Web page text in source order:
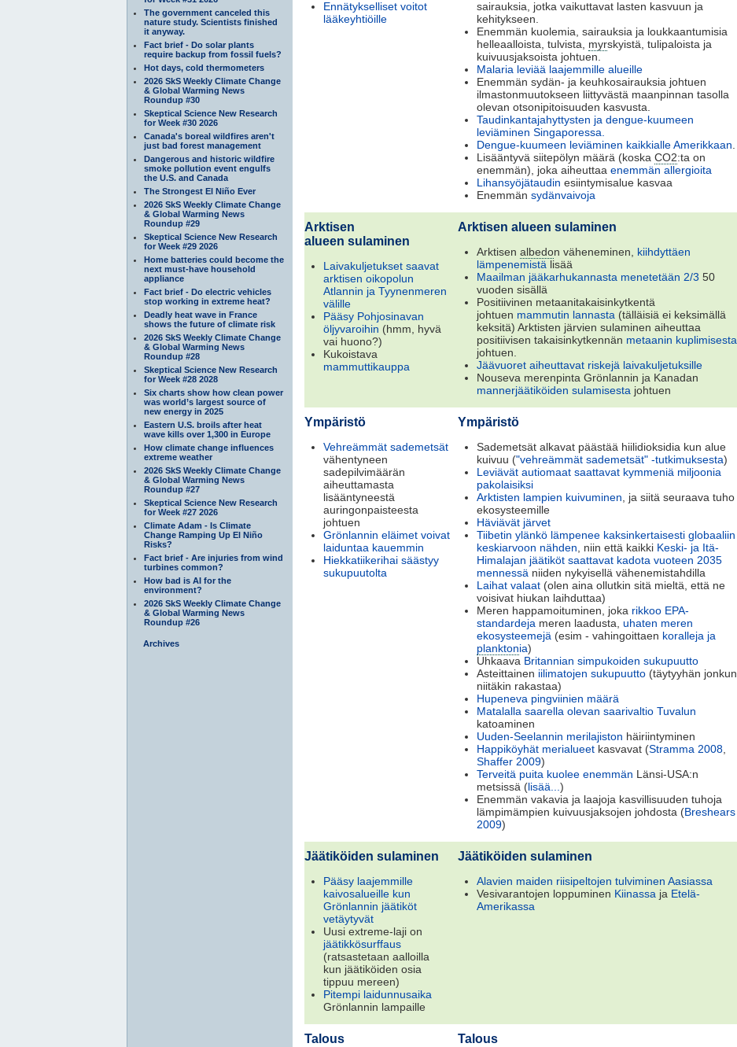
The government canceled this
nature study. Scientists finished
it anyway.
Fact brief - Do solar plants
require backup from fossil fuels?
Hot days, cold thermometers
2026 SkS Weekly Climate Change
& Global Warming News
Roundup #30
Skeptical Science New Research
for Week #30 2026
Canada's boreal wildfires aren't
just bad forest management
Dangerous and historic wildfire
smoke pollution event engulfs
the U.S. and Canada
The Strongest El Niño Ever
2026 SkS Weekly Climate Change
& Global Warming News
Roundup #29
Skeptical Science New Research
for Week #29 2026
Home batteries could become the
next must-have household
appliance
Fact brief - Do electric vehicles
stop working in extreme heat?
Deadly heat wave in France
shows the future of climate risk
2026 SkS Weekly Climate Change
& Global Warming News
Roundup #28
Skeptical Science New Research
for Week #28 2028
Six charts show how clean power
was world’s largest source of
new energy in 2025
Eastern U.S. broils after heat
wave kills over 1,300 in Europe
How climate change influences
extreme weather
2026 SkS Weekly Climate Change
& Global Warming News
Roundup #27
Skeptical Science New Research
for Week #27 2026
Climate Adam - Is Climate
Change Ramping Up El Niño
Risks?
Fact brief - Are injuries from wind
turbines common?
How bad is AI for the
environment?
2026 SkS Weekly Climate Change
& Global Warming News
Roundup #26
Archives
Ennätykselliset voitot
lääkeyhtiöille
sairauksia, jotka vaikuttavat lasten kasvuun ja
kehitykseen.
Enemmän kuolemia, sairauksia ja loukkaantumisia
helleaalloista, tulvista, myrskyistä, tulipaloista ja
kuivuusjaksoista johtuen.
Malaria leviää laajemmille alueille
Enemmän sydän- ja keuhkosairauksia johtuen
ilmastonmuutokseen liittyvästä maanpinnan tasolla
olevan otsonipitoisuuden kasvusta.
Taudinkantajahyttysten ja dengue-kuumeen
leviäminen Singaporessa.
Dengue-kuumeen leviäminen kaikkialle Amerikkaan
Lisääntyvä siitepölyn määrä (koska CO2:ta on
enemmän), joka aiheuttaa enemmän allergioita
Lihansyöjätaudin esiintymisalue kasvaa
Enemmän sydänvaivoja
Arktisen
alueen sulaminen
Laivakuljetukset saavat
arktisen oikopolun
Atlannin ja Tyynenmeren
välille
Pääsy Pohjosinavan
öljyvaroihin (hmm, hyvä
vai huono?)
Kukoistava
mammuttikauppa
Arktisen alueen sulaminen
Arktisen albedon väheneminen, kiihdyttäen
lämpenemistä lisää
Maailman jääkarhukannasta menetetään 2/3 50
vuoden sisällä
Positiivinen metaanitakaisinkytkentä
johtuen mammutin lannasta (tälläisiä ei keksimällä
keksitä) Arktisten järvien sulaminen aiheuttaa
positiivisen takaisinkytkennän metaanin kuplimisesta
johtuen.
Jäävuoret aiheuttavat riskejä laivakuljetuksille
Nouseva merenpinta Grönlannin ja Kanadan
mannerjäätiköiden sulamisesta johtuen
Ympäristö
Vehreämmät sademetsät
vähentyneen
sadepilvimäärän
aiheuttamasta
lisääntyneestä
auringonpaisteesta
johtuen
Grönlannin eläimet voivat
laiduntaa kauemmin
Hiekkatiikerihai säästyy
sukupuutolta
Ympäristö
Sademetsät alkavat päästää hiilidioksidia kun alue
kuivuu ("vehreämmät sademetsät" -tutkimuksesta)
Leviävät autiomaat saattavat kymmeniä miljoonia
pakolaisiksi
Arktisten lampien kuivuminen , ja siitä seuraava tuho
ekosysteemille
Häviävät järvet
Tiibetin ylänkö lämpenee kaksinkertaisesti globaaliin
keskiarvoon nähden , niin että kaikki Keski- ja Itä-
Himalajan jäätiköt saattavat kadota vuoteen 2035
mennessä niiden nykyisellä vähenemistahdilla
Laihat valaat (olen aina ollutkin sitä mieltä, että ne
voisivat hiukan laihduttaa)
Meren happamoituminen, joka rikkoo EPA-
standardeja meren laadusta, uhaten meren
ekosysteemejä (esim - vahingoittaen koralleja ja
planktonia)
Uhkaava Britannian simpukoiden sukupuutto
Asteittainen iilimatojen sukupuutto (täytyyhän jonkun
niitäkin rakastaa)
Hupeneva pingviinien määrä
Matalalla saarella olevan saarivaltio Tuvalun
katoaminen
Uuden-Seelannin merilajiston häiriintyminen
Happiköyhät merialueet kasvavat (Stramma 2008
Shaffer 2009)
Terveitä puita kuolee enemmän Länsi-USA:n
metsissä (lisää... )
Enemmän vakavia ja laajoja kasvillisuuden tuhoja
lämpimämpien kuivuusjaksojen johdosta (Breshears
2009)
Jäätiköiden sulaminen
Pääsy laajemmille
kaivosalueille kun
Grönlannin jäätiköt
vetäytyvät
Uusi extreme-laji on
jäätikkösurffaus
(ratsastetaan aalloilla
kun jäätiköiden osia
tippuu mereen)
Pitempi laidunnusaika
Grönlannin lampaille
Jäätiköiden sulaminen
Alavien maiden riisipeltojen tulviminen Aasiassa
Vesivarantojen loppuminen Kiinassa ja Etelä-
Amerikassa
Talous Talous